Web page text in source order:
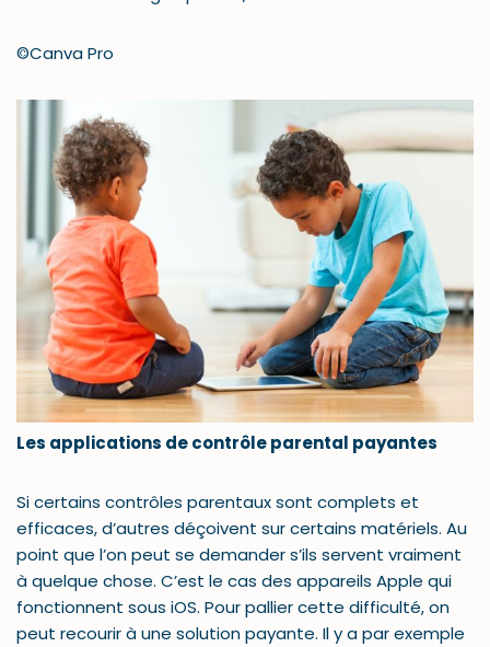
©Canva Pro
Les applications de contrôle parental payantes
Si certains contrôles parentaux sont complets et
efficaces, d’autres déçoivent sur certains matériels. Au
point que l’on peut se demander s’ils servent vraiment
à quelque chose. C’est le cas des appareils Apple qui
fonctionnent sous iOS. Pour pallier cette difficulté, on
peut recourir à une solution payante. Il y a par exemple